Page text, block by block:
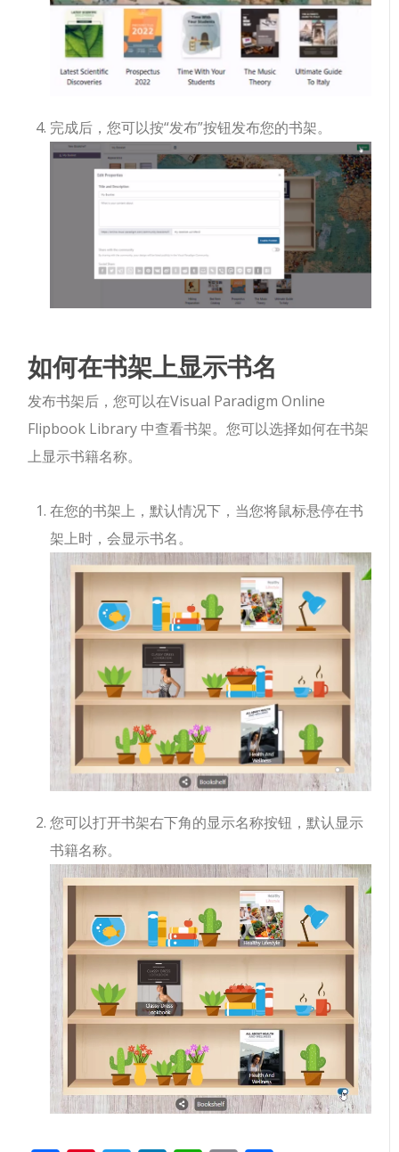
完成后，您可以按“发布”按钮发布您的书架。
如何在书架上显示书名
发布书架后，您可以在Visual Paradigm Online
Flipbook Library 中查看书架。您可以选择如何在书架
上显示书籍名称。
在您的书架上，默认情况下，当您将鼠标悬停在书
架上时，会显示书名。
您可以打开书架右下角的显示名称按钮，默认显示
书籍名称。